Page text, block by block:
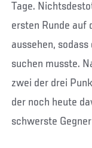
Tage.
ersten Runde auf
aussehen,
suchen musste.
zwei der drei
der noch heute
schwerste